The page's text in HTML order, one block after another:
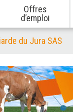
Offres
d’emploi
du Jura SAS